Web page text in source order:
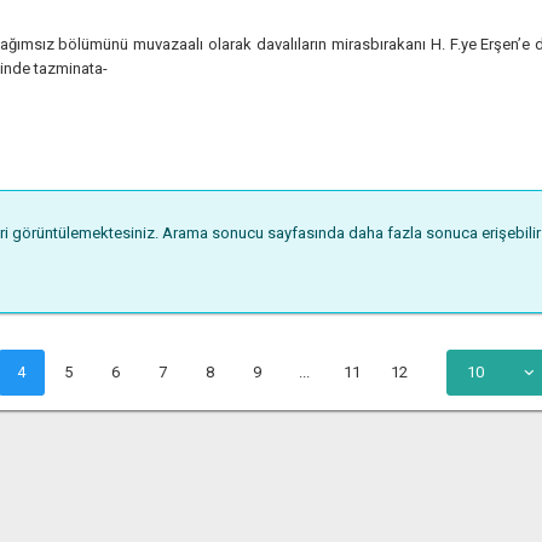
bölümünü muvazaalı olarak davalıların mirasbırakanı H. F.ye
tazminata-
Arama sonucu sayfasında daha fazla sonuca
4 5 6 7 8 9 ... 11 12 10